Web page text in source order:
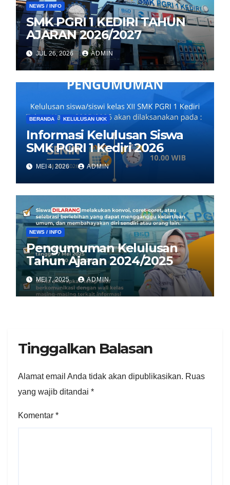
NEWS / INFO
SMK PGRI 1 KEDIRI TAHUN
AJARAN 2026/2027
JUL 26, 2026 ADMIN
BERANDA KELULUSAN UKK
Informasi Kelulusan Siswa
SMK PGRI 1 Kediri 2026
MEI 4, 2026 ADMIN
NEWS / INFO
Pengumuman Kelulusan
Tahun Ajaran 2024/2025
MEI 7, 2025 ADMIN
Tinggalkan Balasan
Alamat email Anda tidak akan dipublikasikan. Ruas
yang wajib ditandai *
Komentar *